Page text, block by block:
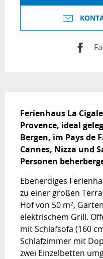
Ferienhaus La
Provence, ideal
Bergen, im Pays de
Cannes, Nizza und
Personen
Ebenerdiges
zu einer großen
Hof von 50 m²,
elektrischem Grill.
mit Schlafsofa (160
Schlafzimmer mit
zwei Einzelbetten